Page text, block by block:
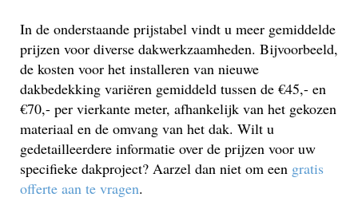
In de onderstaande prijstabel vindt u meer gemiddelde
prijzen voor diverse dakwerkzaamheden. Bijvoorbeeld,
de kosten voor het installeren van nieuwe
dakbedekking variëren gemiddeld tussen de €45,- en
€70,- per vierkante meter, afhankelijk van het gekozen
materiaal en de omvang van het dak. Wilt u
gedetailleerdere informatie over de prijzen voor uw
specifieke dakproject? Aarzel dan niet om een gratis
offerte aan te vragen.